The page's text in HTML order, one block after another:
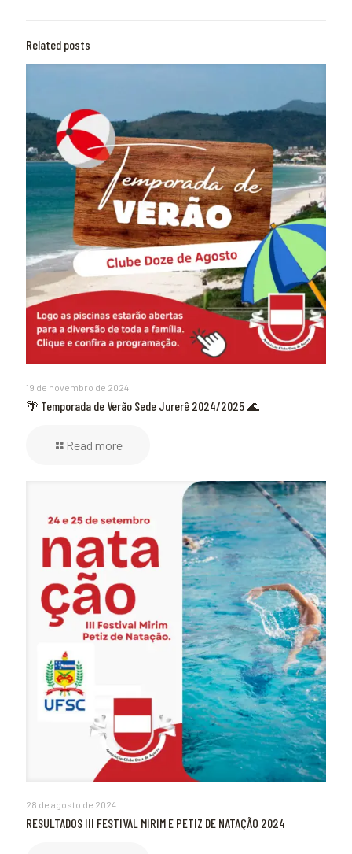
Related posts
19 de novembro de 2024
🌴 Temporada de Verão Sede Jurerê 2024/2025 🌊
Read more
28 de agosto de 2024
RESULTADOS III FESTIVAL MIRIM E PETIZ DE NATAÇÃO 2024